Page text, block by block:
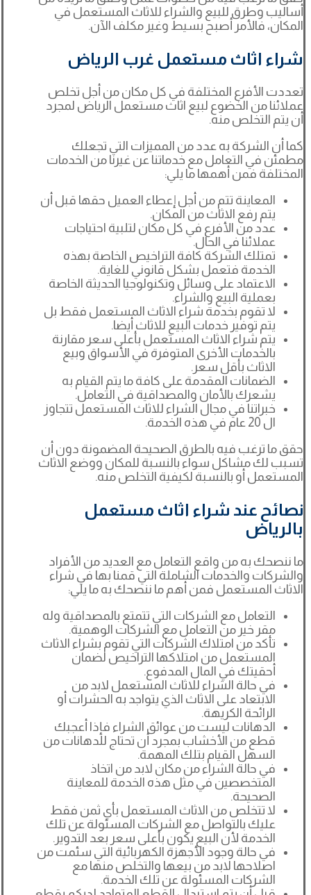
أساليب وطرق للبيع والشراء للاثاث المستعمل في
المكان، فالأمر أصبح بسيط وغير مكلف الآن.
شراء اثاث مستعمل غرب الرياض
تعددت الأفرع المختلفة في كل مكان من أجل تخلص
عملائنا من الخضوع لبيع اثاث مستعمل الرياض لمجرد
أن يتم التخلص منه.
كما أن الشركة به عدد من المميزات التي تجعلك
مطمئن في التعامل مع خدماتنا عن غيرنا من الخدمات
المختلفة فمن أهمها ما يلي:
المعاينة تتم من أجل إعطاء العميل حقها قبل أن
يتم رفع الاثاث من المكان.
عدد من الأفرع في كل مكان لتلبية احتياجات
عملائنا في الحال.
تمتلك الشركة كافة التراخيص الخاصة بهذه
الخدمة فتعمل بشكل قانوني للغاية.
الاعتماد على وسائل وتكنولوجيا الحديثة الخاصة
بعملية البيع والشراء.
لا تقوم بخدمة شراء الاثاث المستعمل فقط بل
يتم توفير خدمات البيع للاثاث أيضا.
يتم شراء الاثاث المستعمل بأعلى سعر مقارنة
بالخدمات الأخرى المتوفرة في الأسواق وبيع
الاثاث بأقل سعر.
الضمانات المقدمة على كافة ما يتم القيام به
يشعرك بالأمان والمصداقية في التعامل.
خبراتنا في مجال الشراء للاثاث المستعمل تتجاوز
ال 20 عام في هذه الخدمة.
حقق ما ترغب فيه بالطرق الصحيحة المضمونة دون أن
تسبب لك مشاكل سواء بالنسبة للمكان ووضع الاثاث
المستعمل أو بالنسبة لكيفية التخلص منه.
نصائح عند شراء اثاث مستعمل
بالرياض
ما ننصحك به من واقع التعامل مع العديد من الأفراد
والشركات والخدمات الشاملة التي قمنا بها في شراء
الاثاث المستعمل فمن أهم ما ننصحك به ما يلي:
التعامل مع الشركات التي تتمتع بالمصداقية وله
مقر خير من التعامل مع الشركات الوهمية.
تأكد من امتلاك الشركات التي تقوم بشراء الاثاث
المستعمل من امتلاكها التراخيص لضمان
أحقيتك في المال المدفوع.
في حالة الشراء للاثاث المستعمل لابد من
الابتعاد على الاثاث الذي يتواجد به الحشرات أو
الرائحة الكريهة.
الدهانات ليست من عوائق الشراء فإذا أعجبك
قطع من الأخشاب بمجرد أن تحتاج للدهانات من
السهل القيام بتلك المهمة.
في حالة الشراء من مكان لابد من اتخاذ
المتخصصين في مثل هذه الخدمة للمعاينة
الصحيحة.
لا تتخلص من الاثاث المستعمل بأي ثمن فقط
عليك بالتواصل مع الشركات المسئولة عن تلك
الخدمة لأن البيع يكون بأعلى سعر بعد التدوير.
في حالة وجود الأجهزة الكهربائية التي سئمت من
اصلاحها لابد من بيعها والتخلص منها مع
الشركات المسئولة عن تلك الخدمة.